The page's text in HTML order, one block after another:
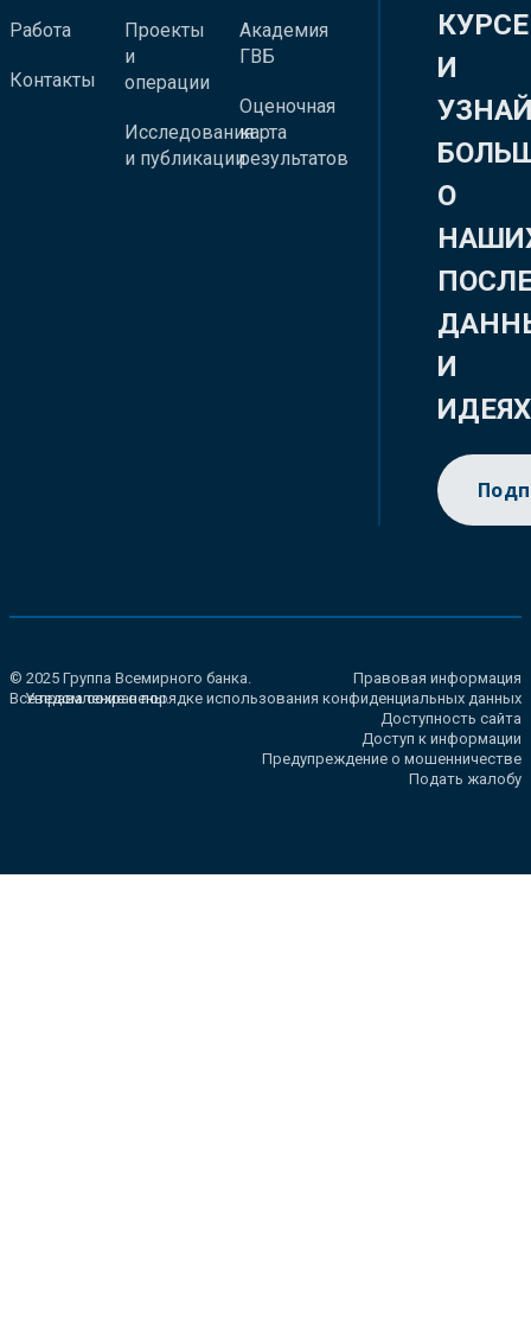
Работа
Контакты
Проекты
и
операции
Исследования
и публикации
Академия
ГВБ
Оценочная
карта
результатов
КУРСЕ
И
О
И
ИДЕЯХ
© 2025 Группа Всемирного банка.
Все права сохранены.
Правовая информация
Уведомление о порядке использования конфиденциальных данных
Доступность сайта
Доступ к информации
Предупреждение о мошенничестве
Подать жалобу